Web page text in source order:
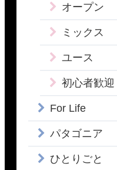
オープン
ミックス
ユース
初心者歓迎
For Life
パタゴニア
ひとりごと